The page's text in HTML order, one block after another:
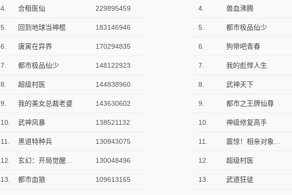
4. 合租医仙 229895459
5. 回到地球当神棍 183146946
6. 唐寅在异界 170294835
7. 都市极品仙少 148122923
8. 超级村医 144838960
9. 我的美女总裁老婆 143630602
10. 武神风暴 138521132
11. 黑道特种兵 130843075
12. 130048496
13. 都市血狼 109613165
4. 兽血沸腾
5. 都市极品仙少
6. 狗带吧青春
7. 我的彪悍人生
8. 武神天下
9. 都市之王牌仙尊
10. 神级修复高手
11.
12. 超级村医
13. 武道狂徒